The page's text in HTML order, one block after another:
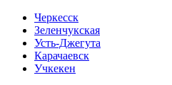
Черкесск
Зеленчукская
Усть-Джегута
Карачаевск
Учкекен